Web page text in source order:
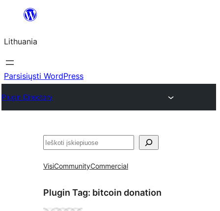
turinio
Lithuania
Parsisiųsti WordPress
Plugin Directory
Paieška
VisiCommunityCommercial
Plugin Tag: bitcoin donation